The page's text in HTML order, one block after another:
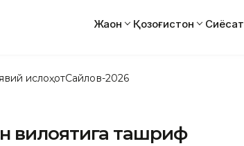
Жаҳон Қозоғистон Сиёсат
ислоҳотСайлов-2026
вилоятига ташриф